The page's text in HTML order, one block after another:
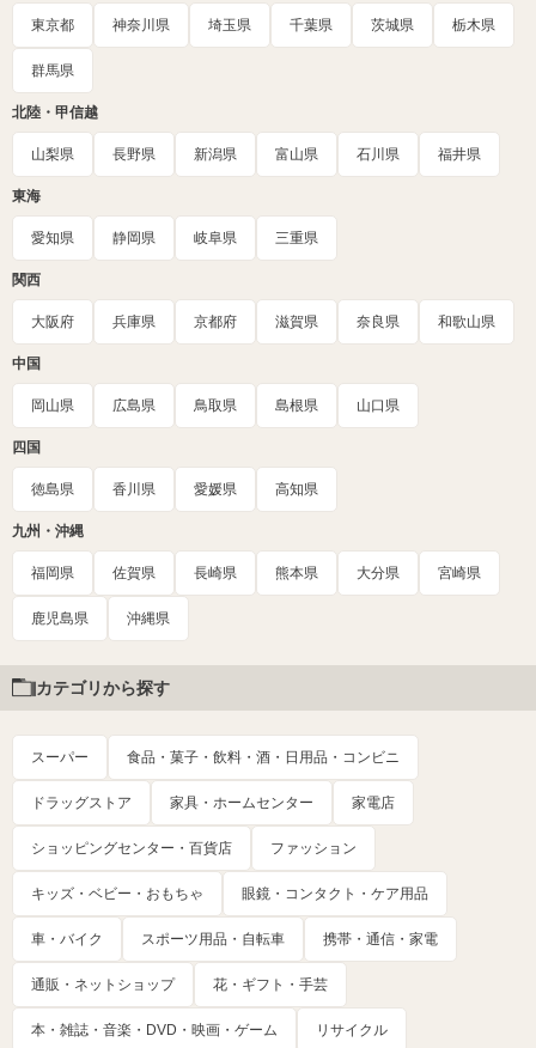
東京都 神奈川県 埼玉県 千葉県 茨城県 栃木県
群馬県
北陸・甲信越
山梨県 長野県 新潟県 富山県 石川県 福井県
東海
愛知県 静岡県 岐阜県 三重県
関西
大阪府 兵庫県 京都府 滋賀県 奈良県 和歌山県
中国
岡山県 広島県 鳥取県 島根県 山口県
四国
徳島県 香川県 愛媛県 高知県
九州・沖縄
福岡県 佐賀県 長崎県 熊本県 大分県 宮崎県
鹿児島県 沖縄県
カテゴリから探す
スーパー 食品・菓子・飲料・酒・日用品・コンビニ
ドラッグストア 家具・ホームセンター 家電店
ショッピングセンター・百貨店 ファッション
キッズ・ベビー・おもちゃ 眼鏡・コンタクト・ケア用品
車・バイク スポーツ用品・自転車 携帯・通信・家電
通販・ネットショップ 花・ギフト・手芸
本・雑誌・音楽・DVD・映画・ゲーム リサイクル